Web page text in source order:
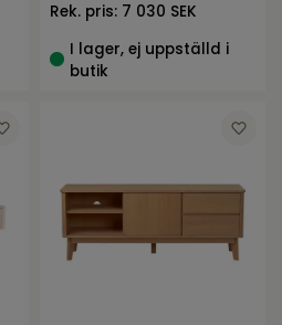
Rek. pris: 7 030 SEK
I lager, ej uppställd i
butik